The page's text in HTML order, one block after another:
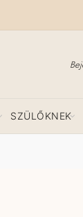
SZÜLŐKNEK